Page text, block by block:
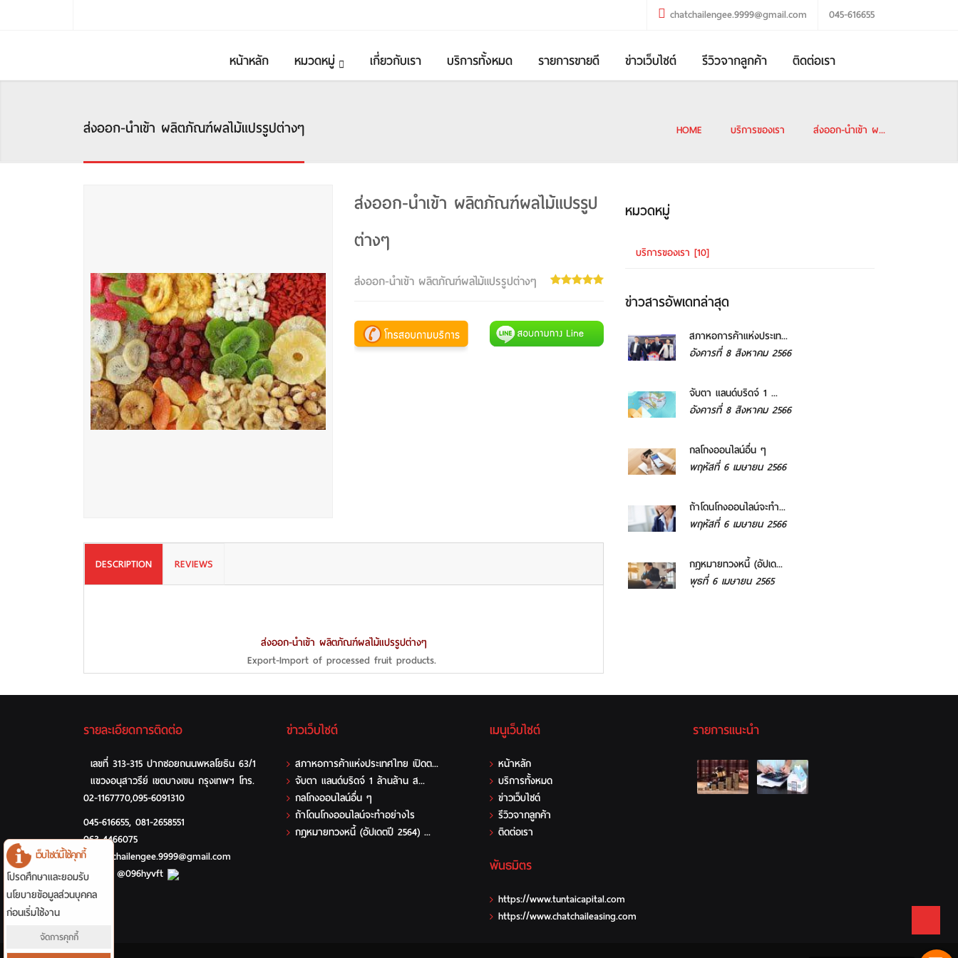
chatchailengee.9999@gmail.com 045-616655
หน้าหลัก หมวดหมู่ เกี่ยวกับเรา บริการทั้งหมด รายการขายดี ข่าวเว็บไซต์ รีวิวจากลูกค้า ติดต่อเรา
ส่งออก-นำเข้า ผลิตภัณฑ์ผลไม้แปรรูปต่างๆ HOME บริการของเรา ส่งออก-นำเข้า ผ...
ส่งออก-นำเข้า ผลิตภัณฑ์ผลไม้แปรรูป
ต่างๆ
ส่งออก-นำเข้า ผลิตภัณฑ์ผลไม้แปรรูปต่างๆ
DESCRIPTION REVIEWS
ส่งออก-นำเข้า ผลิตภัณฑ์ผลไม้แปรรูปต่างๆ
Export-Import of processed fruit products.
หมวดหมู่
บริการของเรา [10]
ข่าวสารอัพเดทล่าสุด
สภาหอการค้าแห่งประเท...
อังคารที่ 8 สิงหาคม 2566
จับตา แลนด์บริดจ์ 1 ...
อังคารที่ 8 สิงหาคม 2566
กลโกงออนไลน์อื่น ๆ
พฤหัสที่ 6 เมษายน 2566
ถ้าโดนโกงออนไลน์จะทำ...
พฤหัสที่ 6 เมษายน 2566
กฎหมายทวงหนี้ (อัปเด...
พุธที่ 6 เมษายน 2565
รายละเอียดการติดต่อ
เลขที่ 313-315 ปากซอยถนนพหลโยธิน 63/1
แขวงอนุสาวรีย์ เขตบางเขน กรุงเทพฯ โทร.
02-1167770,095-6091310
045-616655, 081-2658551
063-4466075
chatchailengee.9999@gmail.com
Line ID @096hyvft
ข่าวเว็บไซต์
สภาหอการค้าแห่งประเทศไทย เปิดต...
จับตา แลนด์บริดจ์ 1 ล้านล้าน ส...
กลโกงออนไลน์อื่น ๆ
ถ้าโดนโกงออนไลน์จะทำอย่างไร
กฎหมายทวงหนี้ (อัปเดตปี 2564) ...
เมนูเว็บไซต์
หน้าหลัก
บริการทั้งหมด
ข่าวเว็บไซต์
รีวิวจากลูกค้า
ติดต่อเรา
พันธมิตร
https://www.tuntaicapital.com
https://www.chatchaileasing.com
รายการแนะนำ
เว็บไซต์นี้ใช้คุกกี้
โปรดศึกษาและยอมรับ
นโยบายข้อมูลส่วนบุคคล
ก่อนเริ่มใช้งาน
จัดการคุกกี้